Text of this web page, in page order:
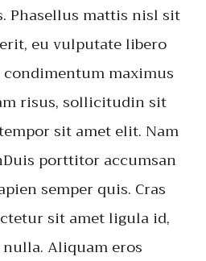
Phasellus mattis nisl sit
eu vulputate libero
maximus
risus, sollicitudin sit
sit amet elit. Nam
porttitor accumsan
semper quis. Cras
sit amet ligula id,
Aliquam eros